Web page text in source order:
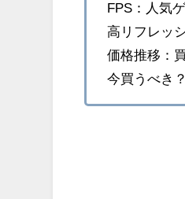
FPS：人気
高リフレッ
価格推移：
今買うべき